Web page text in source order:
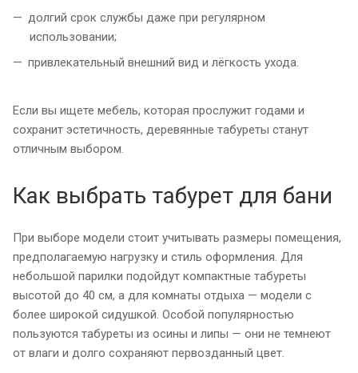
долгий срок службы даже при регулярном
использовании;
привлекательный внешний вид и лёгкость ухода.
Если вы ищете мебель, которая прослужит годами и
сохранит эстетичность, деревянные табуреты станут
отличным выбором.
Как выбрать табурет для бани
При выборе модели стоит учитывать размеры помещения,
предполагаемую нагрузку и стиль оформления. Для
небольшой парилки подойдут компактные табуреты
высотой до 40 см, а для комнаты отдыха — модели с
более широкой сидушкой. Особой популярностью
пользуются табуреты из осины и липы — они не темнеют
от влаги и долго сохраняют первозданный цвет.